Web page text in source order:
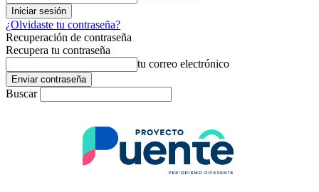
¿Olvidaste tu contraseña?
Recuperación de contraseña
Recupera tu contraseña
tu correo electrónico
Buscar